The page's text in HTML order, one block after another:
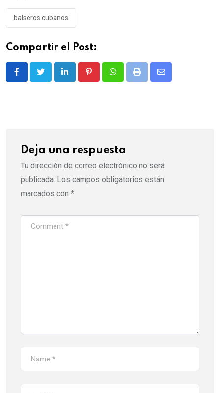
balseros cubanos
Compartir el Post:
LinkedIn PinterestWhatsappPrint
Share
Deja una respuesta
Tu dirección de correo electrónico no será
publicada. Los campos obligatorios están
marcados con *